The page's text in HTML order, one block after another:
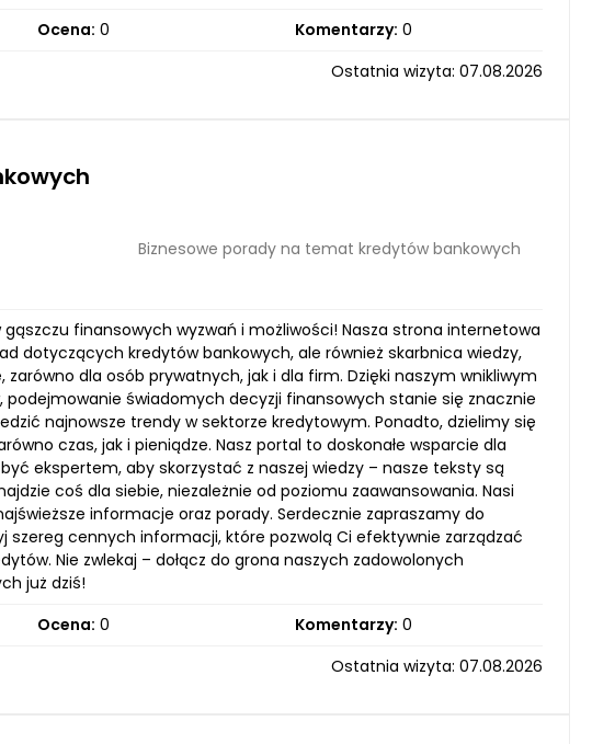
Ocena: 0 Komentarzy: 0
Ostatnia wizyta: 07.08.2026
Biznesowe porady na temat kredytów bankowych
finansowych wyzwań i możliwości! Nasza strona internetowa
dotyczących kredytów bankowych, ale również skarbnica wiedzy,
dla osób prywatnych, jak i dla firm. Dzięki naszym wnikliwym
świadomych decyzji finansowych stanie się znacznie
najnowsze trendy w sektorze kredytowym. Ponadto, dzielimy się
czas, jak i pieniądze. Nasz portal to doskonałe wsparcie dla
ekspertem, aby skorzystać z naszej wiedzy – nasze teksty są
coś dla siebie, niezależnie od poziomu zaawansowania. Nasi
informacje oraz porady. Serdecznie zapraszamy do
cennych informacji, które pozwolą Ci efektywnie zarządzać
Nie zwlekaj – dołącz do grona naszych zadowolonych
już dziś!
Ocena: 0 Komentarzy: 0
Ostatnia wizyta: 07.08.2026